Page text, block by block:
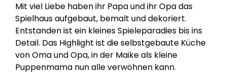
Mit viel Liebe haben ihr Papa und ihr Opa das
Spielhaus aufgebaut, bemalt und dekoriert.
Entstanden ist ein kleines Spieleparadies bis ins
Detail. Das Highlight ist die selbstgebaute Küche
von Oma und Opa, in der Maike als kleine
Puppenmama nun alle verwöhnen kann.